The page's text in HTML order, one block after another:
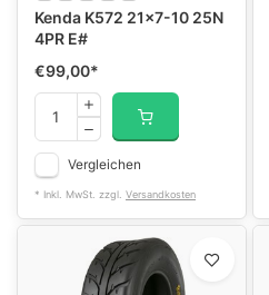
Kenda K572 21x7-10 25N
4PR E#
€99,00*
Vergleichen
* Inkl. MwSt. zzgl. Versandkosten